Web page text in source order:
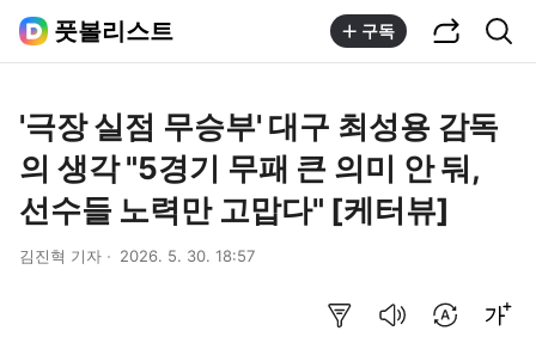
풋볼리스트 구독
'극장 실점 무승부' 대구 최성용 감독
의 생각 "5경기 무패 큰 의미 안 둬,
선수들 노력만 고맙다" [케터뷰]
김진혁 기자 2026. 5. 30. 18:57